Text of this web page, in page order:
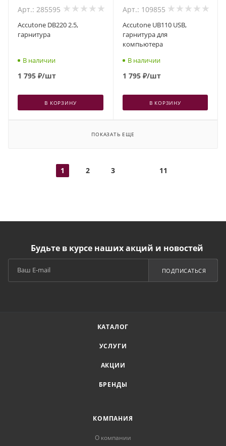
Арт.: 285595
Accutone DB220 2.5,
гарнитура
В наличии
1 795 ₽/шт
В КОРЗИНУ
Арт.: 109855
Accutone UB110 USB,
гарнитура для
компьютера
В наличии
1 795₽/шт
В КОРЗИНУ
ПОКАЗАТЬ ЕЩЕ
1 2 3 11
Будьте в курсе наших акций и новостей
ПОДПИСАТЬСЯ
КАТАЛОГ
УСЛУГИ
АКЦИИ
БРЕНДЫ
КОМПАНИЯ
О компании